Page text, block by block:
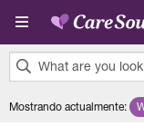
Pasar al contenido
What are you
results
Mostrando actualmente: